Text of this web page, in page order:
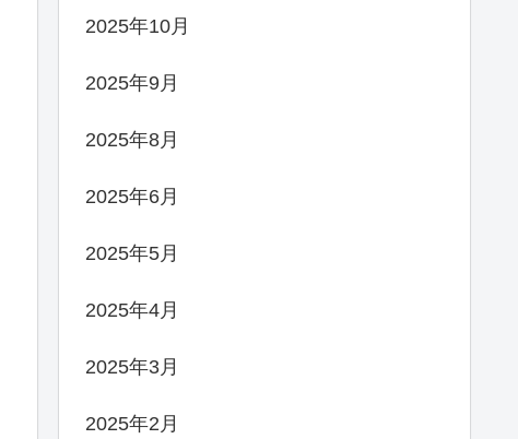
2025年10月
2025年9月
2025年8月
2025年6月
2025年5月
2025年4月
2025年3月
2025年2月